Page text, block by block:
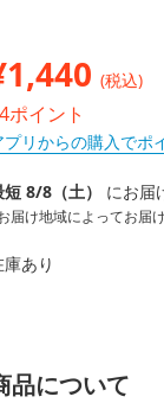
1,440 (税込)
ポイント
プリからの購入でポ
短 8/8（土） にお届
届け地域によってお届
庫あり
品について